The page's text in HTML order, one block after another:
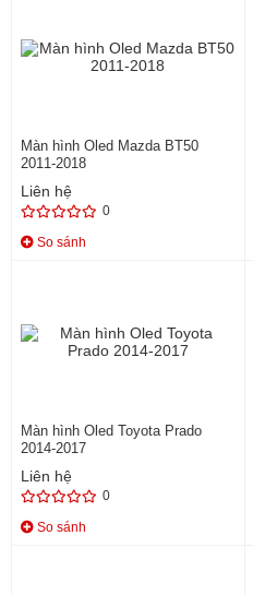
Màn hình Oled Mazda BT50
2011-2018
Liên hệ
0
So sánh
Màn hình Oled Toyota Prado
2014-2017
Liên hệ
0
So sánh